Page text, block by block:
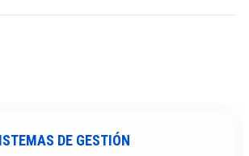
DE GESTIÓN